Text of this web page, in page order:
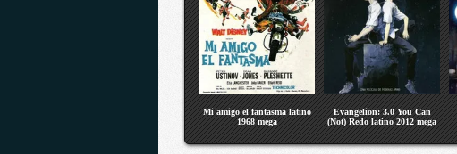
Mi amigo el fantasma latino
1968 mega
Evangelion: 3.0 You Can
(Not) Redo latino 2012 mega